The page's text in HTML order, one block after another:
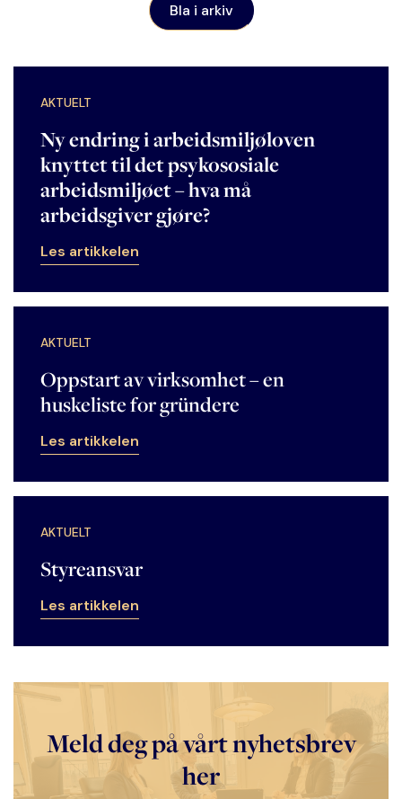
Bla i arkiv
AKTUELT
Ny endring i arbeidsmiljøloven
knyttet til det psykososiale
arbeidsmiljøet – hva må
arbeidsgiver gjøre?
Les artikkelen
AKTUELT
Oppstart av virksomhet – en
huskeliste for gründere
Les artikkelen
AKTUELT
Styreansvar
Les artikkelen
Meld deg på vårt nyhetsbrev
her